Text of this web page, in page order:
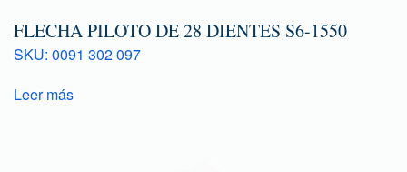
FLECHA PILOTO DE 28 DIENTES S6-1550
SKU: 0091 302 097
Leer más